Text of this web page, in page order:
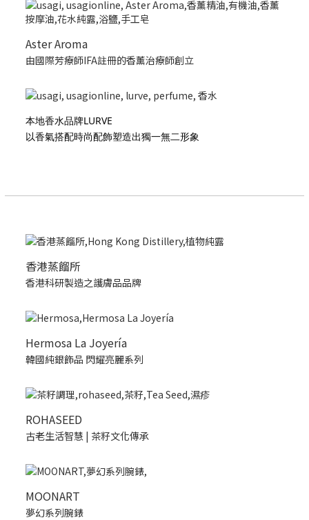
Aster Aroma
由國際芳療師IFA註冊的香薰治療師創立
本地香水品牌LURVE
以香氣搭配時尚配飾塑造出獨一無二形象
香港蒸餾所
香港科研製造之護膚品品牌
Hermosa La Joyería
韓國純銀飾品 閃耀亮麗系列
ROHASEED
古老生活智慧 | 茶籽文化傳承
MOONART
夢幻系列腕錶